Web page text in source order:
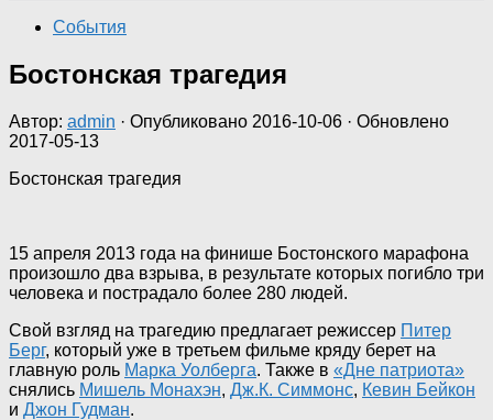
События
Бостонская трагедия
Автор: admin · Опубликовано 2016-10-06 · Обновлено
2017-05-13
Бостонская трагедия
15 апреля 2013 года на финише Бостонского марафона
произошло два взрыва, в результате которых погибло три
человека и пострадало более 280 людей.
Свой взгляд на трагедию предлагает режиссер Питер
Берг, который уже в третьем фильме кряду берет на
главную роль Марка Уолберга. Также в «Дне патриота»
снялись Мишель Монахэн, Дж.К. Симмонс, Кевин Бейкон
и Джон Гудман.